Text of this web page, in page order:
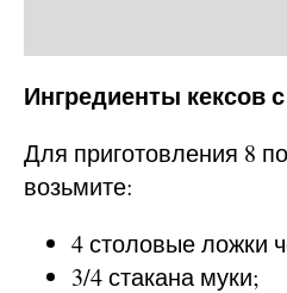
Ингредиенты кексов
Для приготовления 8
возьмите:
4 столовые ложки
3/4 стакана муки;